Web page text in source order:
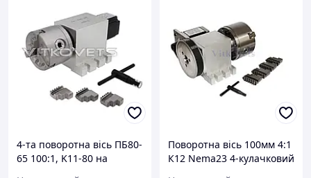
4-та поворотна вісь ПБ80-
65 100:1, K11-80 на
Поворотна вісь 100мм 4:1
К12 Nema23 4-кулачковий